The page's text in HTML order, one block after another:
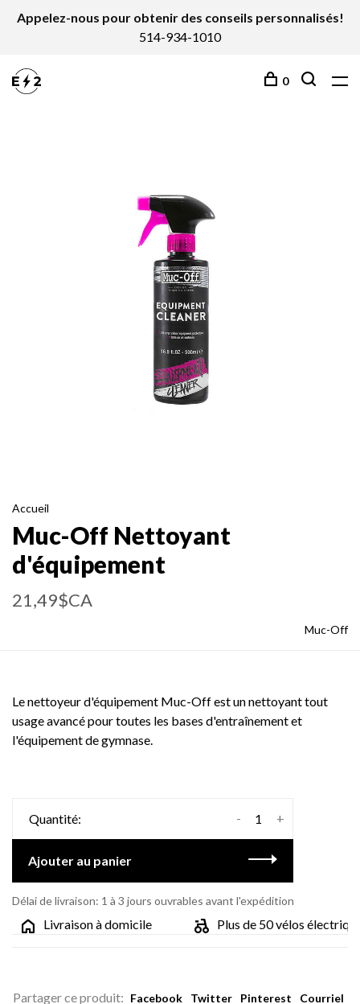
Appelez-nous pour obtenir des conseils personnalisés!
514-934-1010
0
Accueil
Muc-Off Nettoyant
d'équipement
21,49$CA
Muc-Off
Le nettoyeur d'équipement Muc-Off est un nettoyant tout
usage avancé pour toutes les bases d'entraînement et
l'équipement de gymnase.
Quantité: +
-
Ajouter au panier
Délai de livraison: 1 à 3 jours ouvrables avant l'expédition
Livraison à domicile Plus de 50 vélos
Partager ce produit: Facebook Twitter Pinterest Courriel